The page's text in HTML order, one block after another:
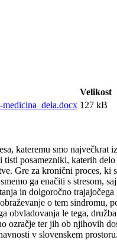
Velikost
medicina_dela.docx 127 kB
kateremu smo
posamezniki, katerih
Gre za kronični proces,
ga enačiti s stresom,
in dolgoročno
o tem
obvladovanja le tega,
ozračje ter jih ob njihovih
v slovenskem